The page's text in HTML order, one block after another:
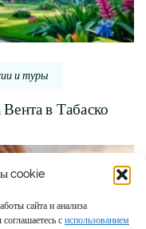
cookie
сайта и анализа
с использованием
и туры
в Табаско